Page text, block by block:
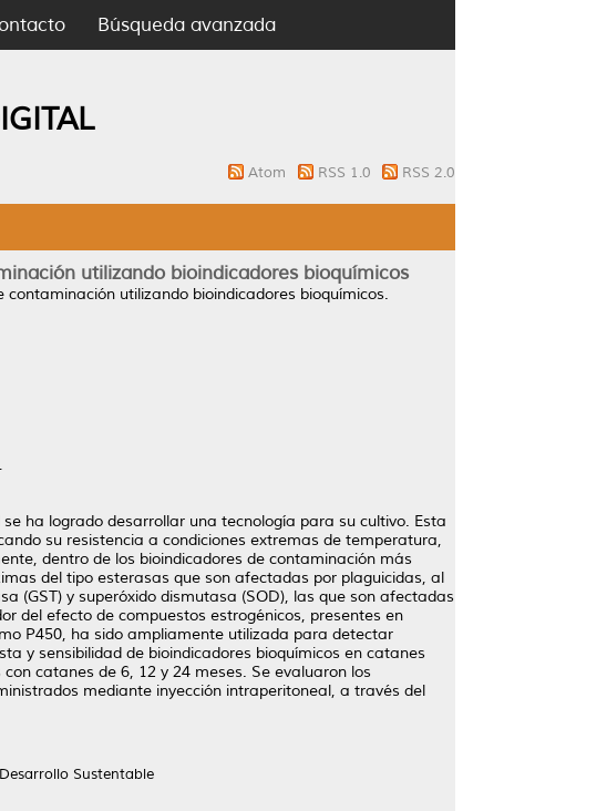
Búsqueda avanzada
Atom RSS 1.0 RSS 2.0
utilizando bioindicadores bioquímicos
utilizando bioindicadores bioquímicos.
.
ha logrado desarrollar una tecnología para su cultivo. Esta
su resistencia a condiciones extremas de temperatura,
dentro de los bioindicadores de contaminación más
del tipo esterasas que son afectadas por plaguicidas, al
(GST) y superóxido dismutasa (SOD), las que son afectadas
del efecto de compuestos estrogénicos, presentes en
P450, ha sido ampliamente utilizada para detectar
y sensibilidad de bioindicadores bioquímicos en catanes
catanes de 6, 12 y 24 meses. Se evaluaron los
mediante inyección intraperitoneal, a través del
Sustentable